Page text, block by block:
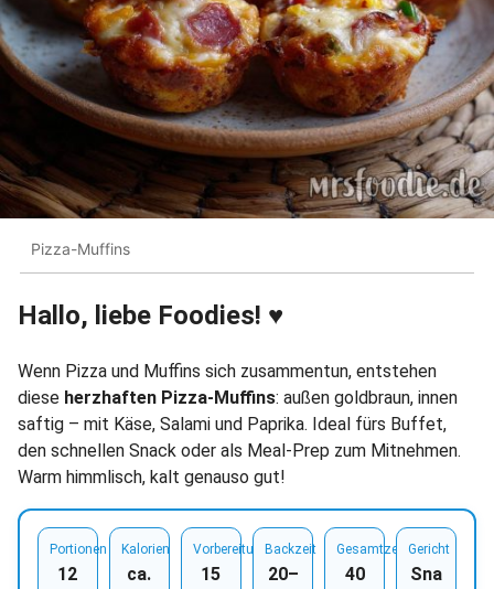
Pizza-Muffins
Hallo, liebe Foodies! ♥︎
Wenn Pizza und Muffins sich zusammentun, entstehen
diese herzhaften Pizza-Muffins: außen goldbraun, innen
saftig – mit Käse, Salami und Paprika. Ideal fürs Buffet,
den schnellen Snack oder als Meal-Prep zum Mitnehmen.
Warm himmlisch, kalt genauso gut!
Portionen
12
Kalorien
ca.
Vorbereitung
15
Backzeit
20–
Gesamtzeit
40
Gericht
Sna